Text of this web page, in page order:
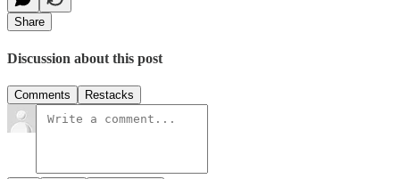
Share
Discussion about this post
Comments Restacks